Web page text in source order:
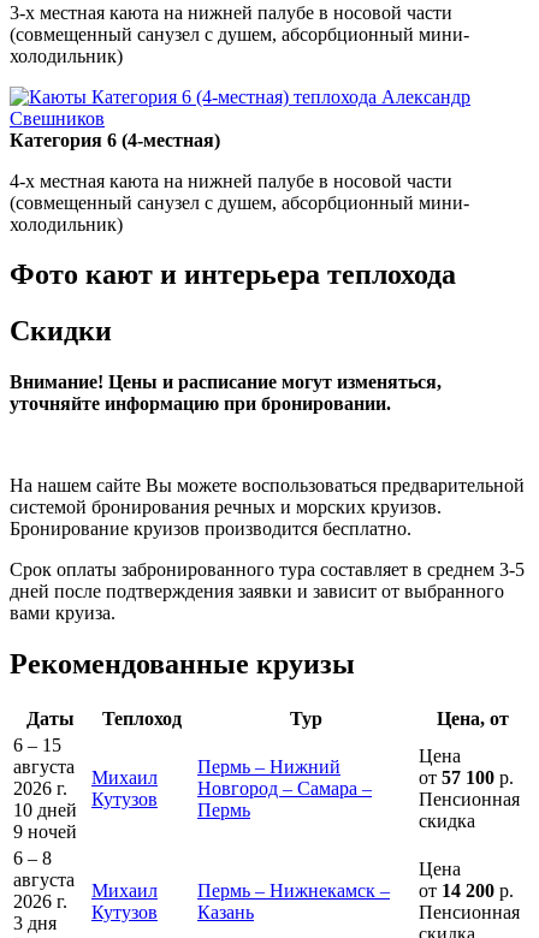
3-х местная каюта на нижней палубе в носовой части
(совмещенный санузел с душем, абсорбционный мини-
холодильник)
Категория 6 (4-местная)
4-х местная каюта на нижней палубе в носовой части
(совмещенный санузел с душем, абсорбционный мини-
холодильник)
Фото кают и интерьера теплохода
Скидки
Внимание! Цены и расписание могут изменяться,
уточняйте информацию при бронировании.
На нашем сайте Вы можете воспользоваться предварительной
системой бронирования речных и морских круизов.
Бронирование круизов производится бесплатно.
Срок оплаты забронированного тура составляет в среднем 3-5
дней после подтверждения заявки и зависит от выбранного
вами круиза.
Рекомендованные круизы
Даты Теплоход Тур
Цена, от
6 – 15
августа
2026 г.
10 дней
9 ночей
Михаил
Кутузов
Пермь – Нижний
Новгород – Самара –
Пермь
Цена
от 57 100 р.
Пенсионная
скидка
6 – 8
августа
2026 г.
3 дня
Михаил
Кутузов
Пермь – Нижнекамск –
Казань
Цена
от 14 200 р.
Пенсионная
скидка